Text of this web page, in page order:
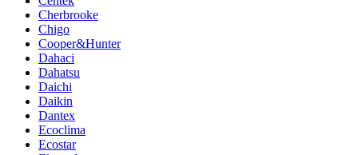
Cherbrooke
Chigo
Cooper&Hunter
Dahaci
Dahatsu
Daichi
Daikin
Dantex
Ecoclima
Ecostar